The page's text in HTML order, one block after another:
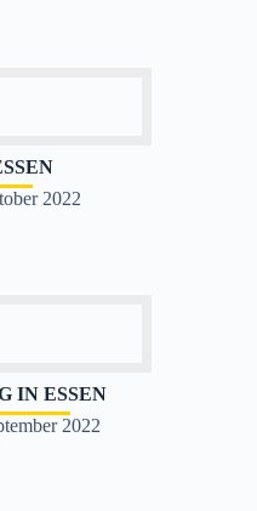
2022
IN ESSEN
2022